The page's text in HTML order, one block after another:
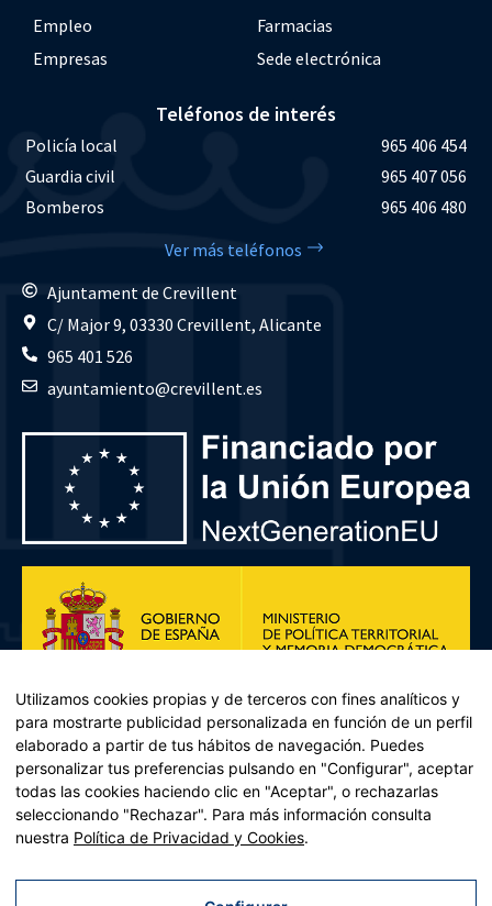
Empleo
Farmacias
Empresas
Sede electrónica
Teléfonos de interés
Policía local
965 406 454
Guardia civil
965 407 056
Bomberos
965 406 480
Ver más teléfonos
Ajuntament de Crevillent
C/ Major 9, 03330 Crevillent, Alicante
965 401 526
ayuntamiento@crevillent.es
Plan de Recuperación, Transformación y Resiliencia – Financiado por
Recuperación y resiliencia, establecido por el Reglamento (UE)
Utilizamos cookies propias y de terceros con fines analíticos y
para mostrarte publicidad personalizada en función de un perfil
elaborado a partir de tus hábitos de navegación. Puedes
personalizar tus preferencias pulsando en "Configurar", aceptar
todas las cookies haciendo clic en "Aceptar", o rechazarlas
seleccionando "Rechazar". Para más información consulta
nuestra Política de Privacidad y Cookies.